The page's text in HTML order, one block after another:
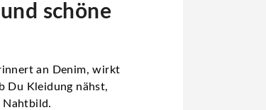
schöne
an Denim, wirkt
Du Kleidung nähst,
Nahtbild.